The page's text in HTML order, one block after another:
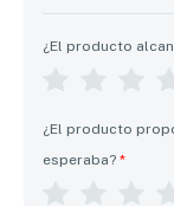
¿El producto
¿El producto
esperaba? *